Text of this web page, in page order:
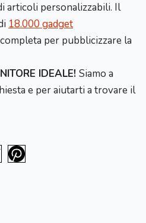
articoli personalizzabili. Il
18.000 gadget
per pubblicizzare la
IDEALE! Siamo a
e per aiutarti a trovare il